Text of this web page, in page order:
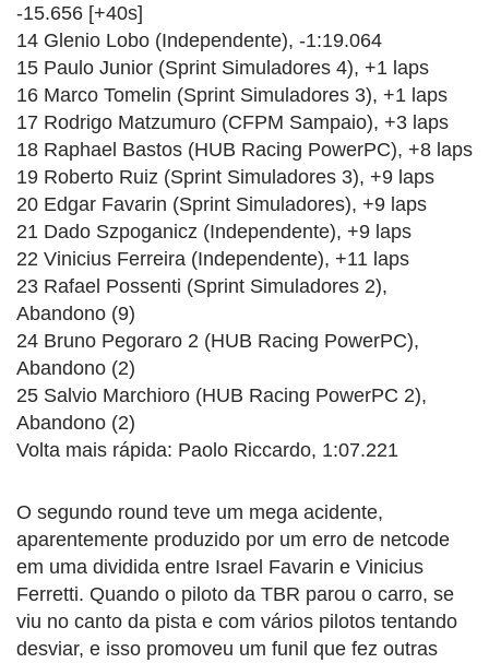
-15.656 [+40s]
14 Glenio Lobo (Independente), -1:19.064
15 Paulo Junior (Sprint Simuladores 4), +1 laps
16 Marco Tomelin (Sprint Simuladores 3), +1 laps
17 Rodrigo Matzumuro (CFPM Sampaio), +3 laps
18 Raphael Bastos (HUB Racing PowerPC), +8 laps
19 Roberto Ruiz (Sprint Simuladores 3), +9 laps
20 Edgar Favarin (Sprint Simuladores), +9 laps
21 Dado Szpoganicz (Independente), +9 laps
22 Vinicius Ferreira (Independente), +11 laps
23 Rafael Possenti (Sprint Simuladores 2),
Abandono (9)
24 Bruno Pegoraro 2 (HUB Racing PowerPC),
Abandono (2)
25 Salvio Marchioro (HUB Racing PowerPC 2),
Abandono (2)
Volta mais rápida: Paolo Riccardo, 1:07.221
O segundo round teve um mega acidente,
aparentemente produzido por um erro de netcode
em uma dividida entre Israel Favarin e Vinicius
Ferretti. Quando o piloto da TBR parou o carro, se
viu no canto da pista e com vários pilotos tentando
desviar, e isso promoveu um funil que fez outras